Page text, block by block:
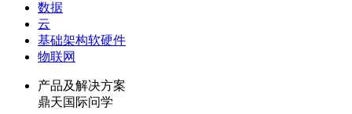
数据
云
基础架构软硬件
物联网
产品及解决方案
鼎天国际问学